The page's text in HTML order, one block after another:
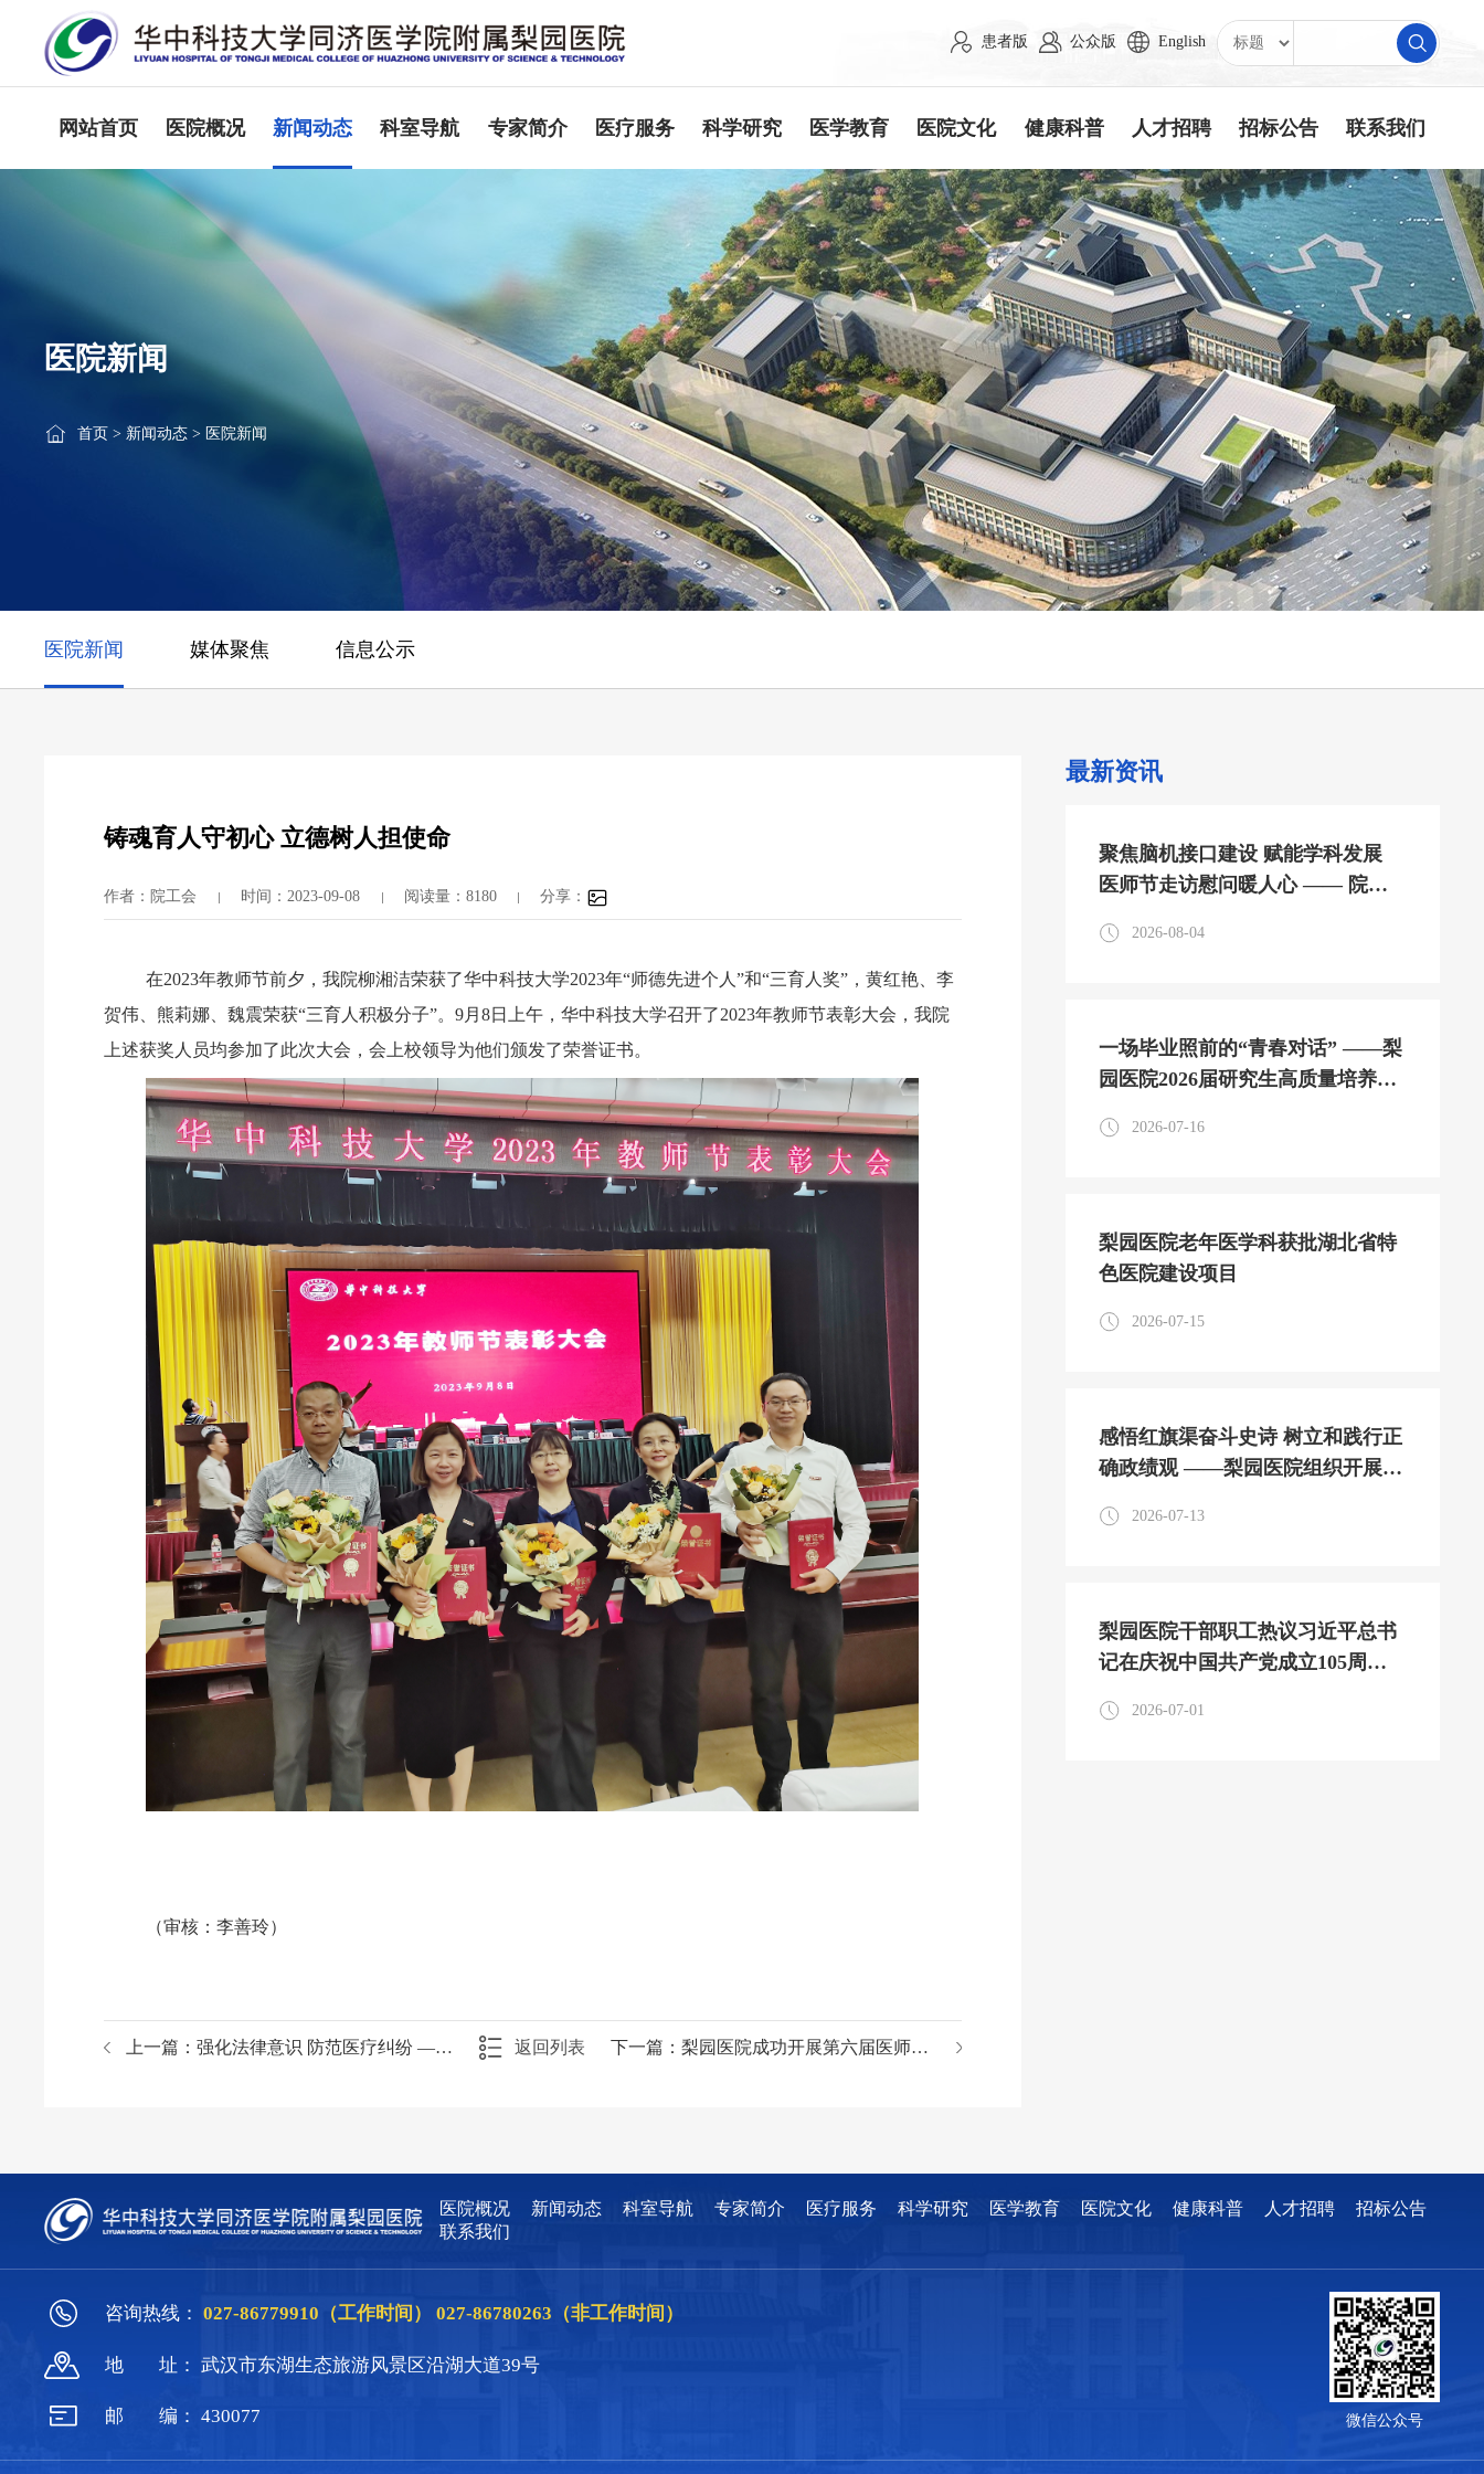
患者版 公众版 English
网站首页 医院概况 新闻动态 科室导航 专家简介 医疗服务 科学研究 医学教育 医院文化 健康科普 人才招聘 招标公告 联系我们
医院新闻
首页 > 新闻动态 > 医院新闻
医院新闻 媒体聚焦 信息公示
铸魂育人守初心 立德树人担使命
作者：院工会 时间：2023-09-08 阅读量：8180 分享：
在2023年教师节前夕，我院柳湘洁荣获了华中科技大学2023年“师德先进个人”和“三育人奖”， 黄红艳、李
贺伟、熊莉娜、魏震荣获“三育人积极分子”。9月8日上午，华中科技大学召开了2023年教师节表彰大会 ，我院
上述获奖人员均参加了此次大会，会上校领导为他们颁发了荣誉证书。
（审核：李善玲）
上一篇： 强化法律意识 防范医疗纠纷 —— 我院开展《医疗纠纷防范与处理能力》讲座 返回列表 梨园医院成功开展第六届医师节医疗质控知识竞赛
下一篇：
最新资讯
聚焦脑机接口建设 赋能学科发展
医师节走访慰问暖人心 —— 院领
内科脑机接口中心
2026-08-04
一场毕业照前的“青春对话” ——梨
园医院2026届研究生高质量培养侧
2026-07-16
梨园医院老年医学科获批湖北省特
色医院建设项目
2026-07-15
感悟红旗渠奋斗史诗 树立和践行正
确政绩观 ——梨园医院组织开展干
2026-07-13
梨园医院干部职工热议习近平总书
记在庆祝中国共产党成立105周年
2026-07-01
医院概况 新闻动态 科室导航 专家简介 医疗服务 科学研究 医学教育 医院文化 健康科普 人才招聘
招标公告
联系我们
咨询热线： 027-86779910（工作时间）027-86780263（非工作时间）
地 址： 武汉市东湖生态旅游风景区沿湖大道39号
邮 编： 430077 微信公众号